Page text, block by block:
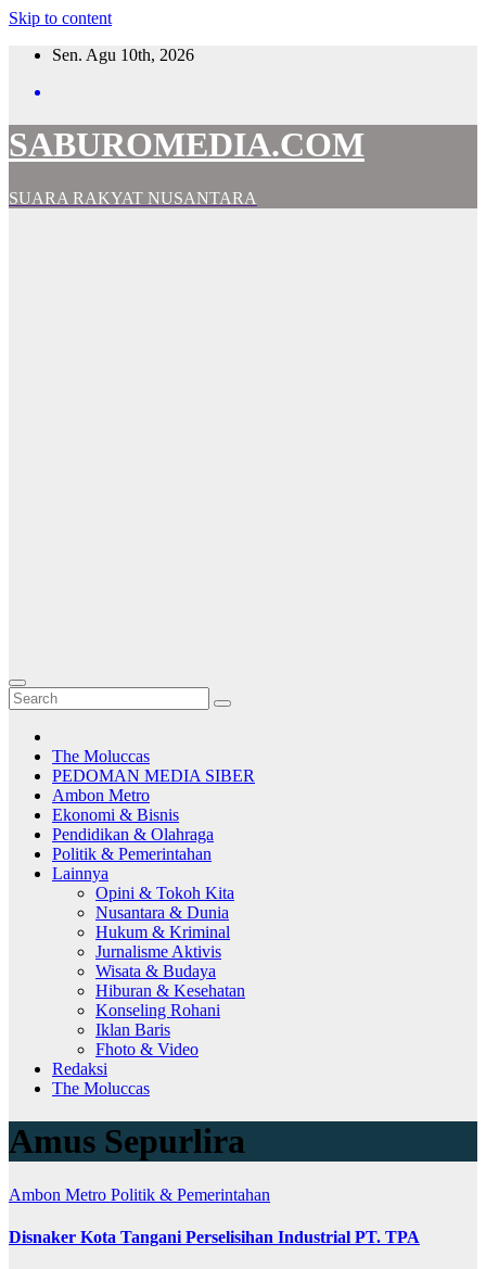
Skip to content
Sen. Agu 10th, 2026
SABUROMEDIA.COM
SUARA RAKYAT NUSANTARA
The Moluccas
PEDOMAN MEDIA SIBER
Ambon Metro
Ekonomi & Bisnis
Pendidikan & Olahraga
Politik & Pemerintahan
Lainnya
Opini & Tokoh Kita
Nusantara & Dunia
Hukum & Kriminal
Jurnalisme Aktivis
Wisata & Budaya
Hiburan & Kesehatan
Konseling Rohani
Iklan Baris
Fhoto & Video
Redaksi
The Moluccas
Amus Sepurlira
Ambon Metro Politik & Pemerintahan
Disnaker Kota Tangani Perselisihan Industrial PT. TPA